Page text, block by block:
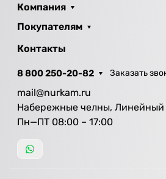
Компания
Покупателям
Контакты
8 800 250-20-82 Заказать
mail@nurkam.ru
Набережные челны, Линейный
Пн—ПТ 08:00 – 17:00